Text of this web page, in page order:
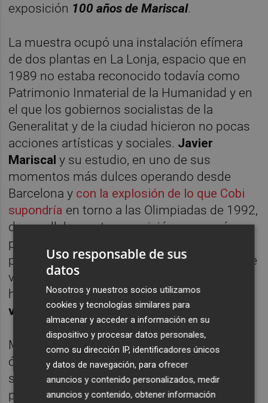
exposición 100 años de Mariscal.
La muestra ocupó una instalación efímera
de dos plantas en La Lonja, espacio que en
1989 no estaba reconocido todavía como
Patrimonio Inmaterial de la Humanidad y en
el que los gobiernos socialistas de la
Generalitat y de la ciudad hicieron no pocas
acciones artísticas y sociales. Javier
Mariscal y su estudio, en uno de sus
momentos más dulces operando desde
Barcelona y con la explosión de lo que Cobi
supondría en torno a las Olimpiadas de 1992,
desarrollaban esta exposición que pasó
primero por la capital de Turia y más tarde
por la Condal y en ambas se proyectaría este
vídeo en el que el dibujante y diseñador
hacía su propia versión del bolero '
vida
Mariscal, como un intérprete más a las
órdenes de McLean, protagoniza así una
suerte de videoclip para la canción
popularizada porAntonio Machíny
Uso responsable de sus
datos
Nosotros y nuestros socios utilizamos
cookies y tecnologías similares para
almacenar y acceder a información en su
dispositivo y procesar datos personales,
como su dirección IP, identificadores únicos
y datos de navegación, para ofrecer
anuncios y contenido personalizados, medir
anuncios y contenido, obtener información